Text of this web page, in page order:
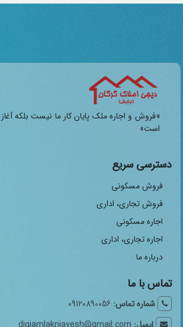
«فروش و اجاره ملک پایان کار ما نیست بلکه
است»
دسترسی سریع
فروش مسکونی
فروش تجاری، اداری
اجاره مسکونی
اجاره تجاری، اداری
درباره ما
تماس با ما
شماره تماس: 09120890056